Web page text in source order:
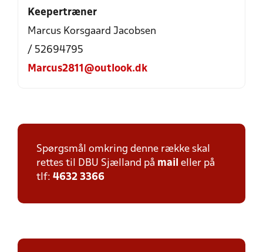
Keepertræner
Marcus Korsgaard Jacobsen
/ 52694795
Marcus2811@outlook.dk
Spørgsmål omkring denne række skal
rettes til DBU Sjælland på mail eller på
tlf: 4632 3366